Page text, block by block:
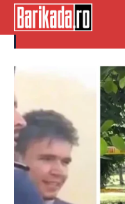
CRIMA CRAIOVA